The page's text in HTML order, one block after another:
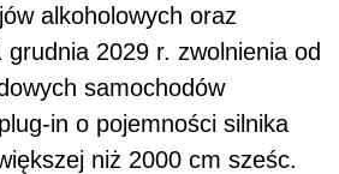
alkoholowych oraz
grudnia 2029 r. zwolnienia od
samochodów
in o pojemności silnika
niż 2000 cm sześc.